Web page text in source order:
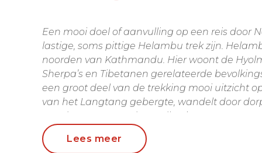
Een mooi doel of aanvulling op een reis door Nepal kan deze niet al te
lastige, soms pittige Helambu trek zijn.
noorden van Kathmandu. Hier woont de
Sherpa’s en Tibetanen gerelateerde
een groot deel van de trekking mooi uitzicht
van het Langtang gebergte, wandelt door
van de verwoestende aardbevingen van 2015.
bouwt men de dorpjes weer op. Onze lokale
guesthouses weer aardbevingsbestendig op
Lees meer